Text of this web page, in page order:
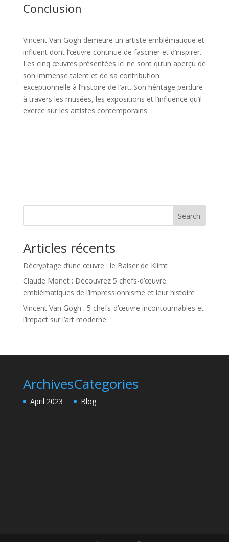
Conclusion
Vincent Van Gogh demeure un artiste emblématique et
influent dont l’œuvre continue de fasciner et d’inspirer.
Les cinq œuvres présentées ici ne sont qu’un aperçu de
son immense talent et de sa contribution
exceptionnelle à l’histoire de l’art. Son héritage perdure
à travers les musées, les expositions et l’influence qu’il
exerce sur les artistes contemporains.
Search
Articles récents
Décryptage d’une œuvre : le Baiser de Klimt
Claude Monet : Découvrez 5 chefs-d’œuvre
emblématiques de l’impressionnisme et leur histoire
Vincent Van Gogh : 5 chefs-d’œuvre incontournables et
l’impact sur l’art moderne
Archives
April 2023
Categories
Blog